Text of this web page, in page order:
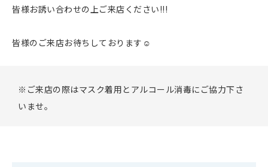
皆様お誘い合わせの上ご来店ください!!!
皆様のご来店お待ちしております☺︎
※ご来店の際はマスク着用とアルコール消毒にご協力下さ
いませ。